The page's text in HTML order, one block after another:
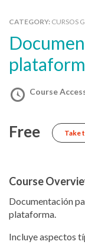
CATEGORY: CURSOS
Documentación de la
Course
Free Take
Course
Documentación
plataforma.
Incluye aspectos